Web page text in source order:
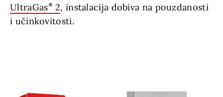
UltraGas
2, instalacija dobiva na pouzdanosti
i učinkovitosti.